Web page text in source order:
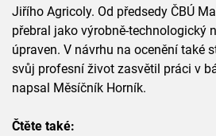
Jiřího Agricoly. Od předsedy ČBÚ
přebral jako výrobně-technologický
úpraven. V návrhu na ocenění také
svůj profesní život zasvětil práci v
napsal Měsíčník Horník.
Čtěte také: